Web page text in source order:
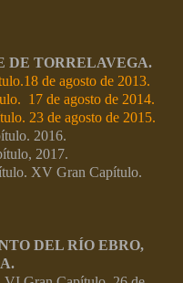
DE TORRELAVEGA.
de agosto de 2013.
17 de agosto de 2014.
23 de agosto de 2015.
2016.
2017.
XV Gran Capítulo.
DEL RÍO EBRO,